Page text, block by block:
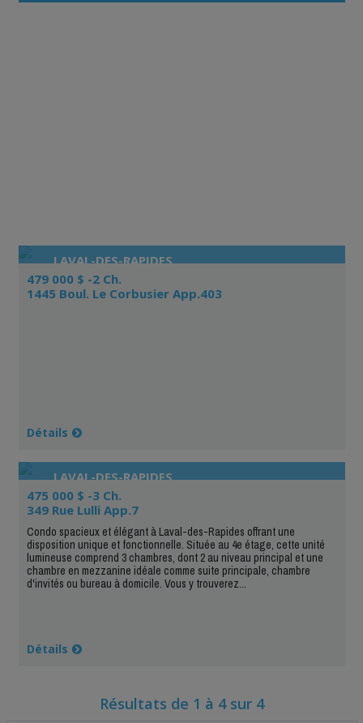
LAVAL-DES-RAPIDES
479 000 $ -2 Ch.
1445 Boul. Le Corbusier App.403
Détails
LAVAL-DES-RAPIDES
475 000 $ -3 Ch.
349 Rue Lulli App.7
Condo spacieux et élégant à Laval-des-Rapides offrant une
disposition unique et fonctionnelle. Située au 4e étage, cette unité
lumineuse comprend 3 chambres, dont 2 au niveau principal et une
chambre en mezzanine idéale comme suite principale, chambre
d'invités ou bureau à domicile. Vous y trouverez...
Détails
Résultats de 1 à 4 sur 4